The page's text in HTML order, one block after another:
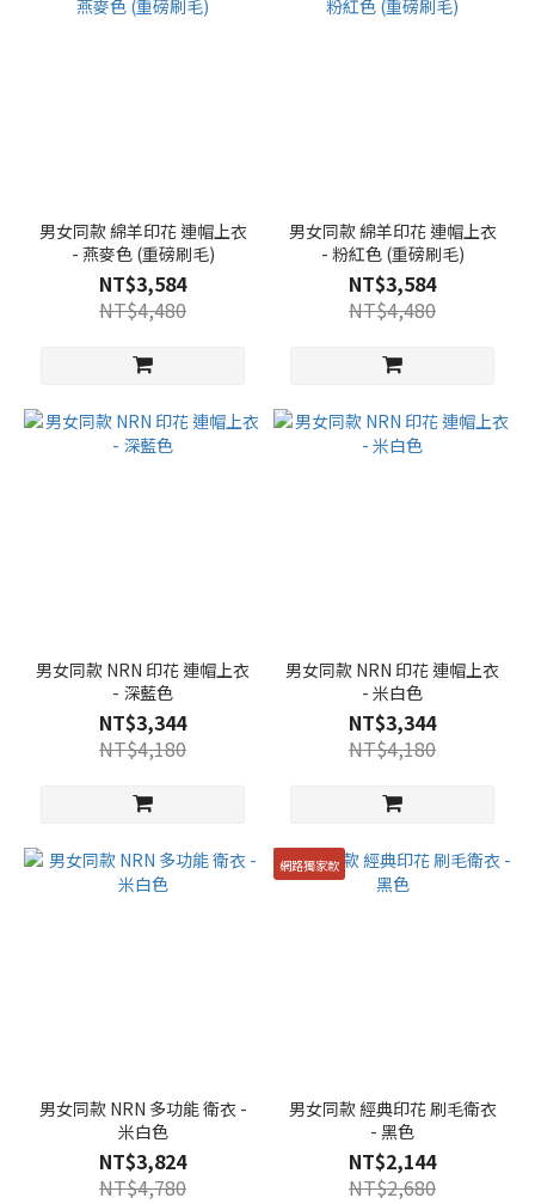
男女同款 綿羊印花 連帽上衣
- 燕麥色 (重磅刷毛)
NT$3,584
NT$4,480
男女同款 綿羊印花 連帽上衣
- 粉紅色 (重磅刷毛)
NT$3,584
NT$4,480
男女同款 NRN 印花 連帽上衣
- 深藍色
NT$3,344
NT$4,180
男女同款 NRN 印花 連帽上衣
- 米白色
NT$3,344
NT$4,180
男女同款 NRN 多功能 衛衣 -
米白色
NT$3,824
NT$4,780
網路獨家款
男女同款 經典印花 刷毛衛衣
- 黑色
NT$2,144
NT$2,680